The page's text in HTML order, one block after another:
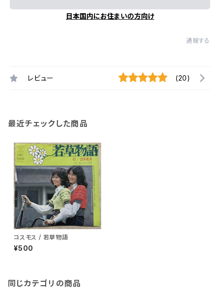
日本国内にお住まいの方向け
通報する
レビュー (20)
最近チェックした商品
コスモス / 若草物語
¥500
同じカテゴリの商品